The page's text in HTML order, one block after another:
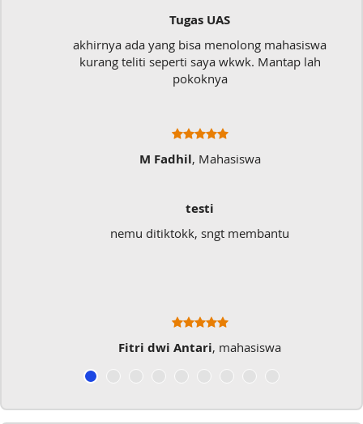
Tugas UAS
akhirnya ada yang bisa menolong mahasiswa
kurang teliti seperti saya wkwk. Mantap lah
pokoknya
M Fadhil, Mahasiswa
testi
nemu ditiktokk, sngt membantu
Fitri dwi Antari, mahasiswa